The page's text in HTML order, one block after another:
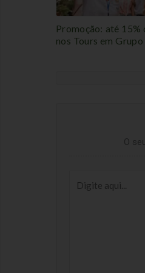
Promoção: até 15%
nos Tours em
O
aqui...